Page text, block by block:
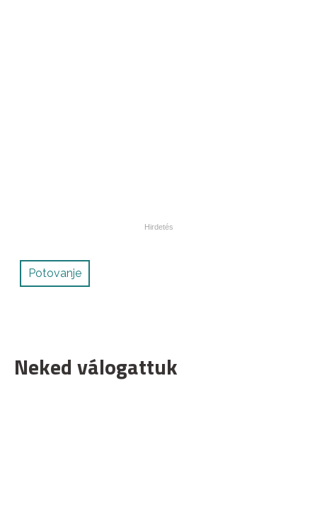
Potovanje
Neked válogattuk